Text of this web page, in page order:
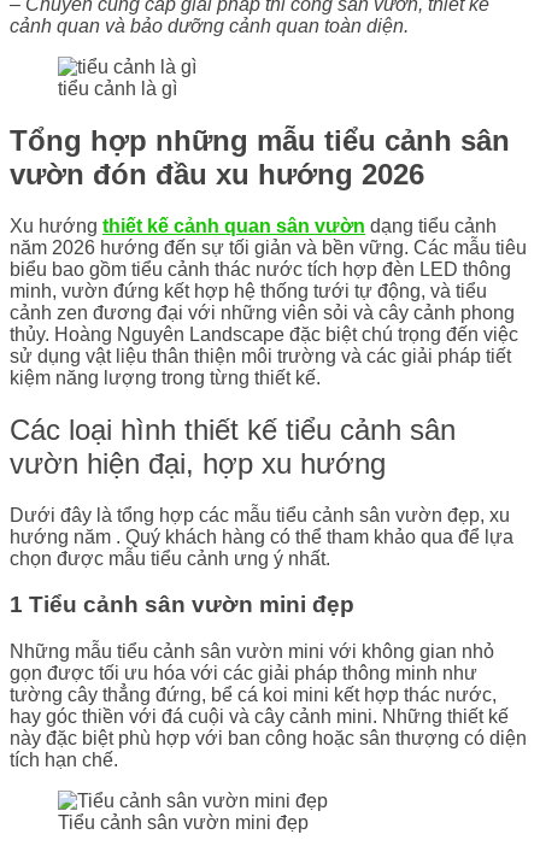
cảnh quan và bảo dưỡng cảnh quan toàn diện.
tiểu cảnh là gì
Tổng hợp những mẫu tiểu cảnh sân
vườn đón đầu xu hướng 2026
Xu hướng thiết kế cảnh quan sân vườn dạng tiểu cảnh
năm 2026 hướng đến sự tối giản và bền vững. Các mẫu tiêu
biểu bao gồm tiểu cảnh thác nước tích hợp đèn LED thông
minh, vườn đứng kết hợp hệ thống tưới tự động, và tiểu
cảnh zen đương đại với những viên sỏi và cây cảnh phong
thủy. Hoàng Nguyên Landscape đặc biệt chú trọng đến việc
sử dụng vật liệu thân thiện môi trường và các giải pháp tiết
kiệm năng lượng trong từng thiết kế.
Các loại hình thiết kế tiểu cảnh sân
vườn hiện đại, hợp xu hướng
Dưới đây là tổng hợp các mẫu tiểu cảnh sân vườn đẹp, xu
hướng năm . Quý khách hàng có thể tham khảo qua để lựa
chọn được mẫu tiểu cảnh ưng ý nhất.
1 Tiểu cảnh sân vườn mini đẹp
Những mẫu tiểu cảnh sân vườn mini với không gian nhỏ
gọn được tối ưu hóa với các giải pháp thông minh như
tường cây thẳng đứng, bể cá koi mini kết hợp thác nước,
hay góc thiền với đá cuội và cây cảnh mini. Những thiết kế
này đặc biệt phù hợp với ban công hoặc sân thượng có diện
tích hạn chế.
Tiểu cảnh sân vườn mini đẹp